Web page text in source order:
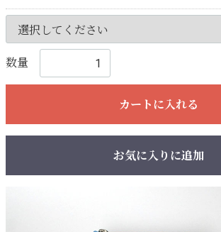
数量
カートに入れる
お気に入りに追加